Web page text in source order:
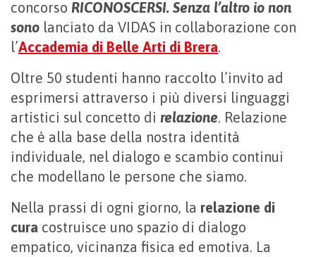
concorso RICONOSCERSI. Senza l’altro io non
sono lanciato da VIDAS in collaborazione con
l’Accademia di Belle Arti di Brera.
Oltre 50 studenti hanno raccolto l’invito ad
esprimersi attraverso i più diversi linguaggi
artistici sul concetto di relazione. Relazione
che è alla base della nostra identità
individuale, nel dialogo e scambio continui
che modellano le persone che siamo.
Nella prassi di ogni giorno, la relazione di
cura costruisce uno spazio di dialogo
empatico, vicinanza fisica ed emotiva. La